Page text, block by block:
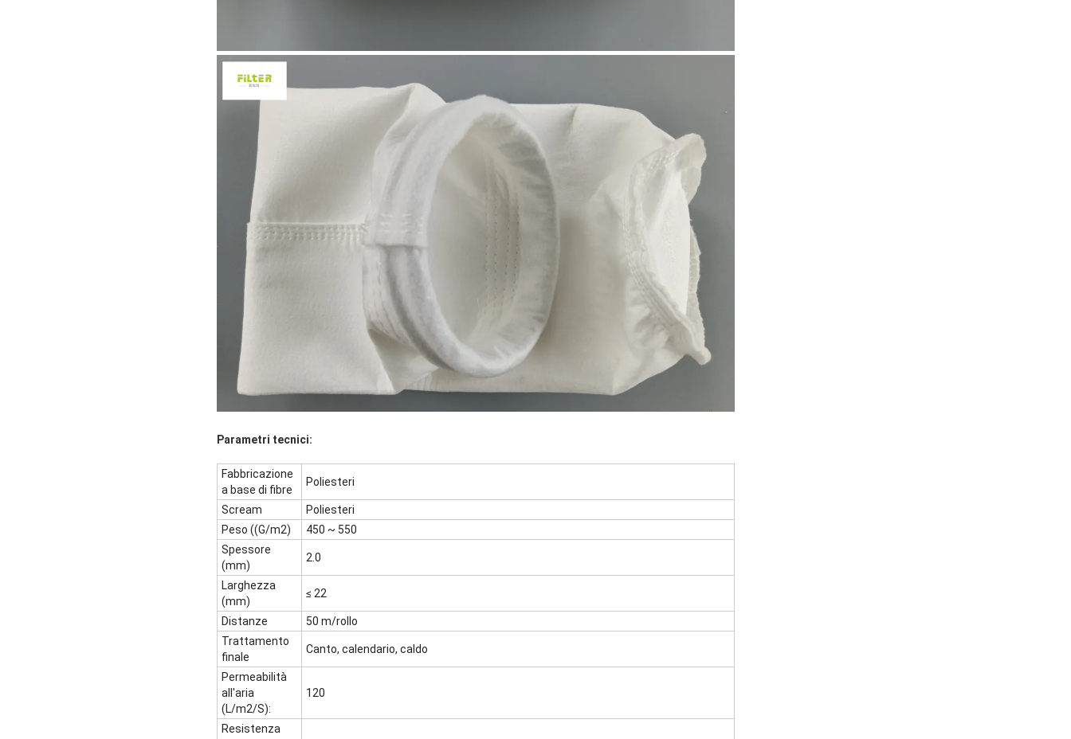
Parametri tecnici:
Fabbricazione
a base di fibre
Poliesteri
Scream
Poliesteri
Peso ((G/m2)
450 ~ 550
Spessore
(mm)
2.0
Larghezza
(mm)
≤ 22
Distanze
50 m/rollo
Trattamento
finale
Canto, calendario, caldo
Permeabilità
all'aria
(L/m2/S):
120
Resistenza